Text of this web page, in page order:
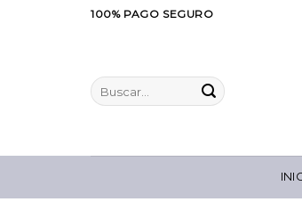
100% PAGO SEGURO
Buscar
por: